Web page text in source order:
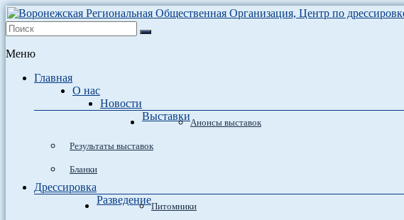
Воронежская Региональная Общественная Организация, Центр по дрессировке
собак в Воронеже.
Меню
Главная
О нас
Новости
Выставки
Анонсы выставок
Результаты выставок
Бланки
Дрессировка
Разведение
Питомники